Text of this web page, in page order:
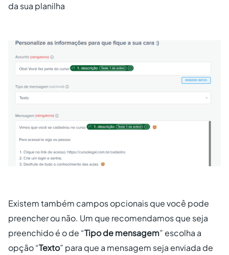
da sua planilha
Existem também campos opcionais que você pode
preencher ou não. Um que recomendamos que seja
preenchido é o de “Tipo de mensagem” escolha a
opção “Texto” para que a mensagem seja enviada de